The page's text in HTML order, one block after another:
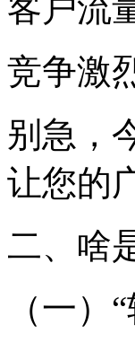
客户流
竞争激
别急，
让您的
二、啥
（一